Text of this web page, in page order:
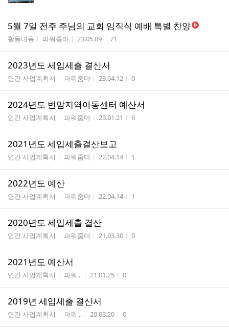
5월 7일 전주 주님의 교회 임직식 예배 특별 찬양
게시판명
활동내용 작성자
파워줌마 작성시간
23.05.09 조회수
71
2023년도 세입세출 결산서
게시판명
연간 사업계획서 작성자
파워줌마 작성시간
23.04.12 조회수
0
2024년도 번암지역아동센터 예산서
게시판명
연간 사업계획서 작성자
파워줌마 작성시간
23.01.21 조회수
6
2021년도 세입세출결산보고
게시판명
연간 사업계획서 작성자
파워줌마 작성시간
22.04.14 조회수
1
2022년도 예산
게시판명
연간 사업계획서 작성자
파워줌마 작성시간
22.04.14 조회수
1
2020년도 세입세출 결산
게시판명
연간 사업계획서 작성자
파워줌마 작성시간
21.03.30 조회수
0
2021년도 예산서
게시판명
연간 사업계획서 작성자
파워... 작성시간
21.01.25 조회수
0
2019년 세입세출 결산서
게시판명
연간 사업계획서 작성자
파워... 작성시간
20.03.20 조회수
0